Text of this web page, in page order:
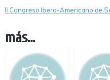
II Congreso Ibero-Americano de
más...